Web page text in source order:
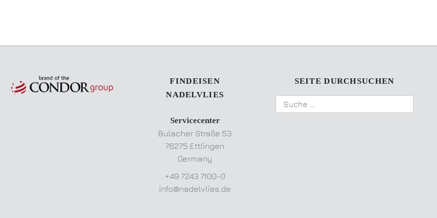
FINDEISEN
NADELVLIES
Servicecenter
Bulacher Straße 53
76275 Ettlingen
Germany
+49 7243 7100-0
info@nadelvlies.de
SEITE DURCHSUCHEN